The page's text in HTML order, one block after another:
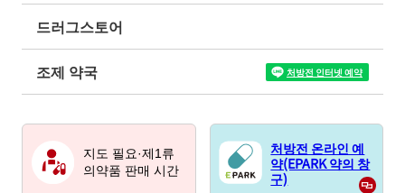
드러그스토어
조제 약국 처방전 인터넷 예약
지도 필요·제1류
의약품 판매 시간
처방전 온라인 예
약(EPARK 약의 창
구)